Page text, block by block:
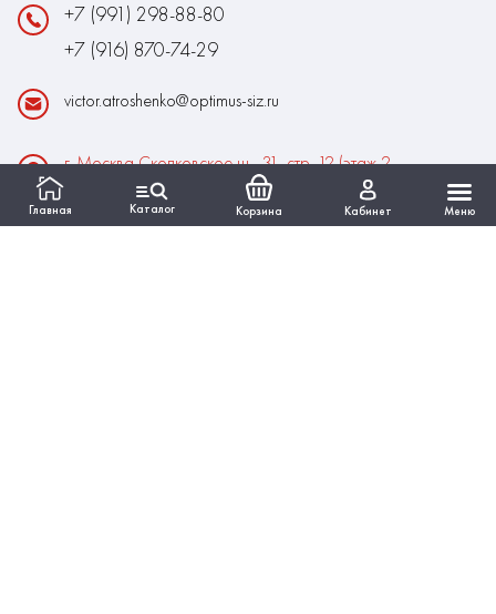
Главная Каталог Корзина Кабинет Меню
+7 (991) 298-88-80
+7 (916) 870-74-29
victor.atroshenko@optimus-siz.ru
г. Москва Сколковское ш., 31, стр. 12 (этаж 2,
помещение 22)
Время работы: